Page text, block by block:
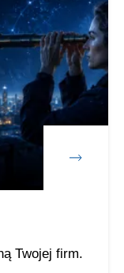
Twojej firm.